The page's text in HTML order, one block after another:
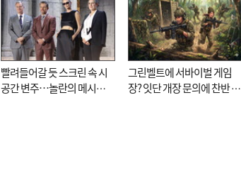
빨려들어갈 듯 스크린 속 시
공간 변주…놀란의 메시지
그린벨트에 서바이벌 게임
장? 잇단 개장 문의에 찬반 논